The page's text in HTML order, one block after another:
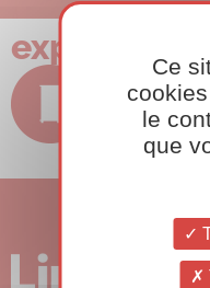
exposant Ce
le
que